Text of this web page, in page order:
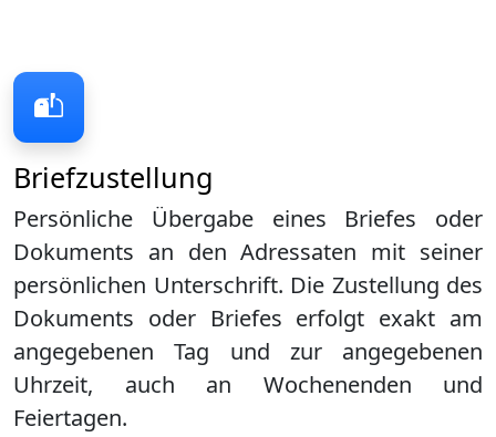
Briefzustellung
Persönliche Übergabe eines Briefes oder
Dokuments an den Adressaten mit seiner
persönlichen Unterschrift. Die Zustellung des
Dokuments oder Briefes erfolgt exakt am
angegebenen Tag und zur angegebenen
Uhrzeit, auch an Wochenenden und
Feiertagen.